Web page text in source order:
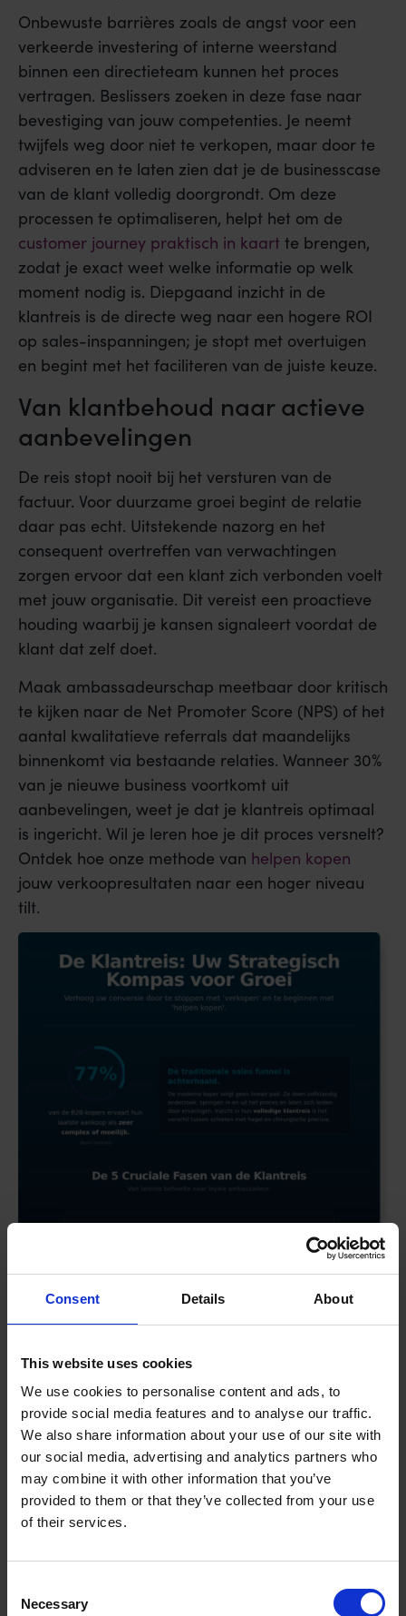
Consent Details About
This website uses cookies
We use cookies to personalise content and ads, to
provide social media features and to analyse our traffic.
We also share information about your use of our site with
our social media, advertising and analytics partners who
may combine it with other information that you’ve
provided to them or that they’ve collected from your use
of their services.
Selection
Necessary
Onbewuste barrières zoals de angst voor een
verkeerde investering of interne weerstand
binnen een directieteam kunnen het proces
vertragen. Beslissers zoeken in deze fase naar
bevestiging van jouw competenties. Je neemt
twijfels weg door niet te verkopen, maar door te
adviseren en te laten zien dat je de businesscase
van de klant volledig doorgrondt. Om deze
processen te optimaliseren, helpt het om de
customer journey praktisch in kaart te brengen,
zodat je exact weet welke informatie op welk
moment nodig is. Diepgaand inzicht in de
klantreis is de directe weg naar een hogere ROI
op sales-inspanningen; je stopt met overtuigen
en begint met het faciliteren van de juiste keuze.
Van klantbehoud naar actieve
aanbevelingen
De reis stopt nooit bij het versturen van de
factuur. Voor duurzame groei begint de relatie
daar pas echt. Uitstekende nazorg en het
consequent overtreffen van verwachtingen
zorgen ervoor dat een klant zich verbonden voelt
met jouw organisatie. Dit vereist een proactieve
houding waarbij je kansen signaleert voordat de
klant dat zelf doet.
Maak ambassadeurschap meetbaar door kritisch
te kijken naar de Net Promoter Score (NPS) of het
aantal kwalitatieve referrals dat maandelijks
binnenkomt via bestaande relaties. Wanneer 30%
van je nieuwe business voortkomt uit
aanbevelingen, weet je dat je klantreis optimaal
is ingericht. Wil je leren hoe je dit proces versnelt?
Ontdek hoe onze methode van helpen kopen
jouw verkoopresultaten naar een hoger niveau
tilt.